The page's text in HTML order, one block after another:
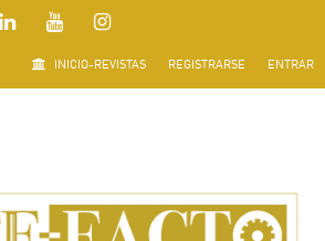
INICIO-REVISTAS REGISTRARSE ENTRAR